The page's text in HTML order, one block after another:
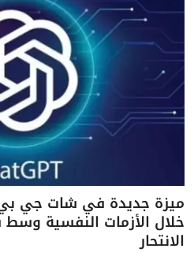
ميزة جديدة في شات جي بي
خلال الأزمات النفسية
الانتحار